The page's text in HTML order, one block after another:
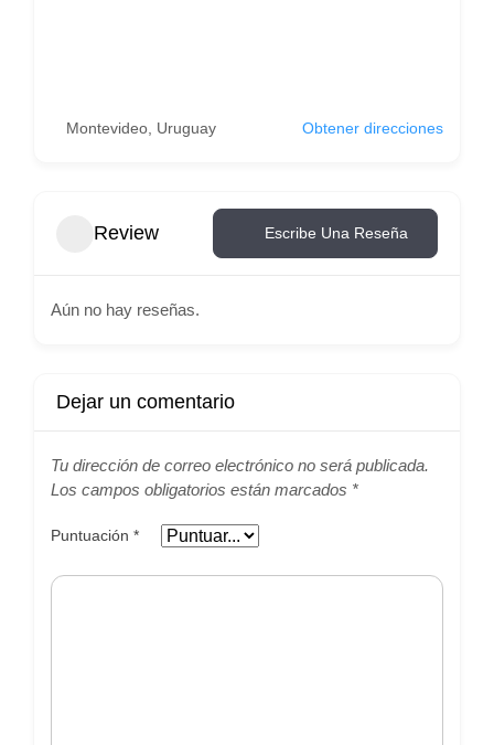
Montevideo, Uruguay Obtener direcciones
Review Escribe Una Reseña
Aún no hay reseñas.
Dejar un comentario
Tu dirección de correo electrónico no será publicada.
Los campos obligatorios están marcados *
Puntuación *